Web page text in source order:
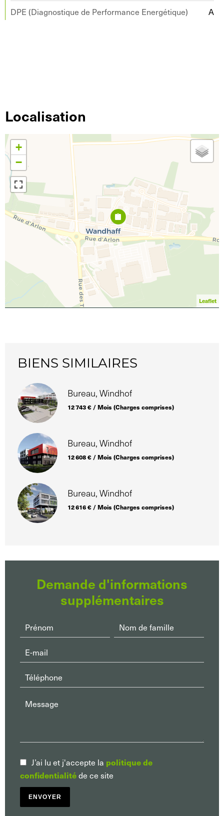
DPE (Diagnostique de Performance Energétique) A
Localisation
+
−
Leaflet
BIENS SIMILAIRES
Bureau, Windhof
12 743 € / Mois (Charges comprises)
Bureau, Windhof
12 608 € / Mois (Charges comprises)
Bureau, Windhof
12 616 € / Mois (Charges comprises)
Demande d'informations
supplémentaires
J’ai lu et j'accepte la politique de
confidentialitéde ce site
ENVOYER